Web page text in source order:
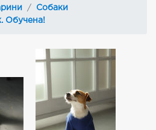
Собаки
Обучена!